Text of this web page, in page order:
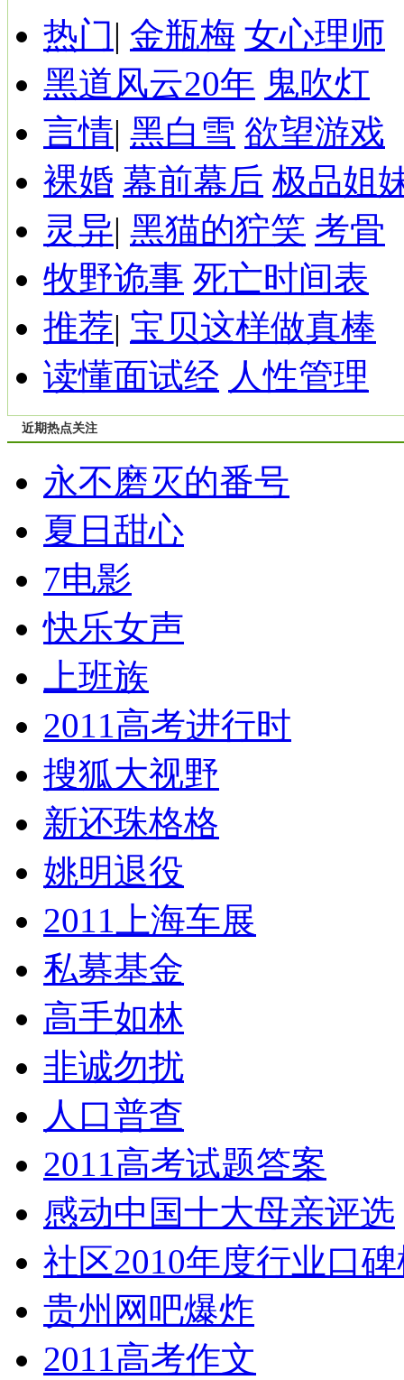
热门| 金瓶梅 女心理师
黑道风云20年 鬼吹灯
言情| 黑白雪 欲望游戏
裸婚 幕前幕后 极品姐
灵异| 黑猫的狞笑 考骨
牧野诡事 死亡时间表
推荐| 宝贝这样做真棒
读懂面试经 人性管理
近期热点关注
永不磨灭的番号
夏日甜心
7电影
快乐女声
上班族
2011高考进行时
搜狐大视野
新还珠格格
姚明退役
2011上海车展
私募基金
高手如林
非诚勿扰
人口普查
2011高考试题答案
感动中国十大母亲评选
社区2010年度行业口
贵州网吧爆炸
2011高考作文